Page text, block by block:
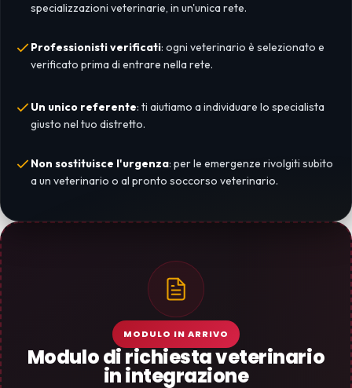
specializzazioni veterinarie, in un'unica rete.
Professionisti verificati: ogni veterinario è selezionato e
verificato prima di entrare nella rete.
Un unico referente: ti aiutiamo a individuare lo specialista
giusto nel tuo distretto.
Non sostituisce l'urgenza: per le emergenze rivolgiti subito
a un veterinario o al pronto soccorso veterinario.
MODULO IN ARRIVO
Modulo di richiesta veterinario
in integrazione